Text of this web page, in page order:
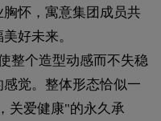
怀，寓意集团成员共
好未来。
整个造型动感而不失稳
觉。整体形态恰似一
关爱健康"的永久承